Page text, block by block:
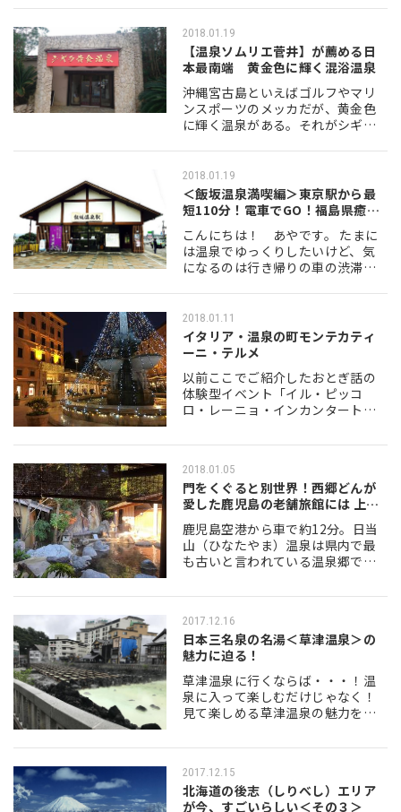
まざまな温泉が点在する。深々と
寒さが身に染みるこの時期は、地
元っ子も観光客も温泉…
2018.01.19
【温泉ソムリエ菅井】が薦める日
本最南端 黄金色に輝く混浴温泉
沖縄宮古島といえばゴルフやマリ
ンスポーツのメッカだが、黄金色
に輝く温泉がある。それがシギラ
あり、宮古島空港から約30分。シ
ギラリゾート内に泊まれば割引
も。リゾート内循環バ…
2018.01.19
＜飯坂温泉満喫編＞東京駅から最
短110分！電車でGO！福島県癒し
こんにちは！ あやです。 たまに
は温泉でゆっくりしたいけど、気
になるのは行き帰りの車の渋滞で
いかがですか?東北地方・福島県と
いうと遠いイメージがあります
が、実は東京駅から…
2018.01.11
イタリア・温泉の町モンテカティ
ーニ・テルメ
以前ここでご紹介したおとぎ話の
体験型イベント「イル・ピッコ
ロ・レーニョ・インカンタート」
ニ・テルメという街で開催されま
ンテカティーニ・テル…
2018.01.05
門をくぐると別世界！西郷どんが
愛した鹿児島の老舗旅館には 上質
な時間が…
鹿児島空港から車で約12分。日当
山（ひなたやま）温泉は県内で最
も古いと言われている温泉郷で、
も知られています。今回はそんな
（やかくてい）」を…
2017.12.16
日本三名泉の名湯＜草津温泉＞の
魅力に迫る！
草津温泉に行くならば・・・！温
泉に入って楽しむだけじゃなく！
見て楽しめる草津温泉の魅力を紹
ばココ！草津温泉の魅力！ 群馬県
有馬温泉、下呂温…
2017.12.15
北海道の後志（しりべし）エリア
が今、すごいらしい＜その３＞